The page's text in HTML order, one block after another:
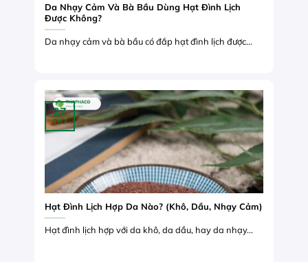
Da Nhạy Cảm Và Bà Bầu Dùng Hạt Đình Lịch
Được Không?
Da nhạy cảm và bà bầu có đắp hạt đình lịch được...
Hạt Đình Lịch Hợp Da Nào? (Khô, Dầu, Nhạy Cảm)
Hạt đình lịch hợp với da khô, da dầu, hay da nhạy...
27
Th7